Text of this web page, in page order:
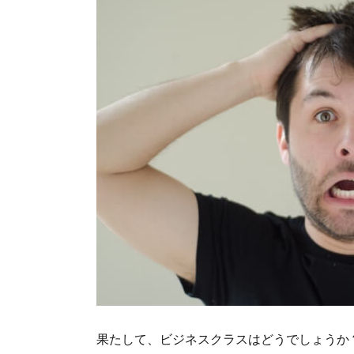
果たして、ビジネスクラスはどうでしょうか